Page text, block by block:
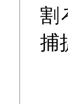
割
捕